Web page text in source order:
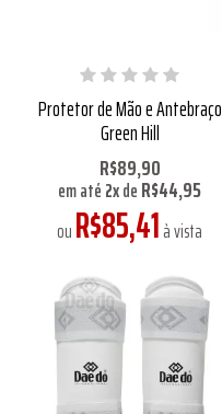
Protetor de Mão e Antebraço
Green Hill
R$89,90
em até2xdeR$44,95
ouR$85,41à vista